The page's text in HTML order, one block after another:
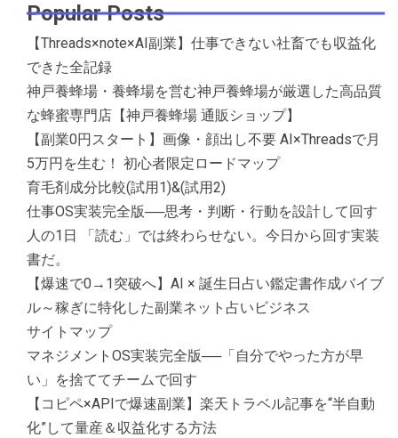
Popular Posts
【Threads×note×AI副業】仕事できない社畜でも収益化
できた全記録
神戸養蜂場・養蜂場を営む神戸養蜂場が厳選した高品質
な蜂蜜専門店【神戸養蜂場 通販ショップ】
【副業0円スタート】画像・顔出し不要 AI×Threadsで月
5万円を生む！ 初心者限定ロードマップ
育毛剤成分比較(試用1)&(試用2)
仕事OS実装完全版──思考・判断・行動を設計して回す
人の1日 「読む」では終わらせない。今日から回す実装
書だ。
【爆速で0→1突破へ】AI × 誕生日占い鑑定書作成バイブ
ル～稼ぎに特化した副業ネット占いビジネス
サイトマップ
マネジメントOS実装完全版──「自分でやった方が早
い」を捨ててチームで回す
【コピペ×APIで爆速副業】楽天トラベル記事を“半自動
化”して量産＆収益化する方法